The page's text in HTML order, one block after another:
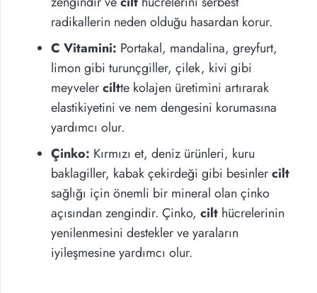
radikallerin neden olduğu hasardan korur.
C Vitamini: Portakal, mandalina, greyfurt,
limon gibi turunçgiller, çilek, kivi gibi
meyvelerciltte kolajen üretimini artırarak
elastikiyetini ve nem dengesini korumasına
yardımcı olur.
Çinko: Kırmızı et, deniz ürünleri, kuru
baklagiller, kabak çekirdeği gibi besinlercilt
sağlığı için önemli bir mineral olan çinko
açısından zengindir. Çinko, cilt hücrelerinin
yenilenmesini destekler ve yaraların
iyileşmesine yardımcı olur.